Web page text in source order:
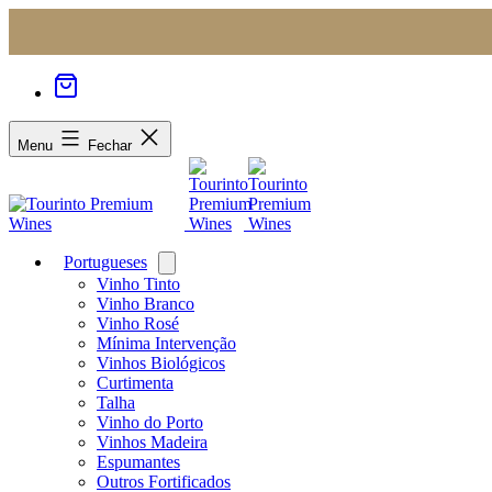
Menu Fechar
Portugueses
menu
Vinho Tinto
Vinho Branco
Vinho Rosé
Mínima Intervenção
Vinhos Biológicos
Curtimenta
Talha
Vinho do Porto
Vinhos Madeira
Espumantes
Outros Fortificados